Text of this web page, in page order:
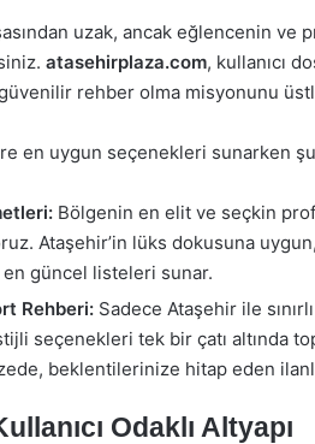
uzak, ancak eğlencenin
atasehirplaza.com, kullanıcı
rehber olma misyonunu
en uygun seçenekleri sunarken
Bölgenin en elit ve seçkin
Ataşehir’in lüks dokusuna
güncel listeleri sunar.
Rehberi: Sadece Ataşehir ile
seçenekleri tek bir çatı altında
beklentilerinize hitap eden
Odaklı Altyapı